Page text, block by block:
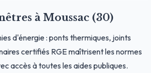
à Moussac (30)
d'énergie : ponts thermiques, joints
certifiés RGE maîtrisent les normes
accès à toutes les aides publiques.